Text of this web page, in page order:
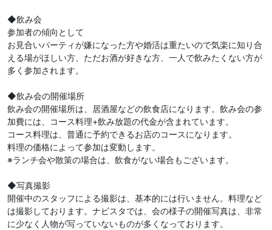
◆飲み会
参加者の傾向として
お見合いパーティが嫌になった方や婚活は重たいので気楽に知り合
える場がほしい方、ただお酒が好きな方、一人で飲みたくない方が
多く参加されます。
◆飲み会の開催場所
飲み会の開催場所は、居酒屋などの飲食店になります。飲み会の参
加費には、コース料理+飲み放題の代金が含まれています。
コース料理は、普通に予約できるお店のコースになります。
料理の価格によって参加は変動します。
※ランチ会や散策の場合は、飲食がない場合もございます。
◆写真撮影
開催中のスタッフによる撮影は、基本的には行いません。料理など
は撮影しております。ナビスタでは、会の様子の開催写真は、非常
に少なく人物が写っていないものが多くなっております。